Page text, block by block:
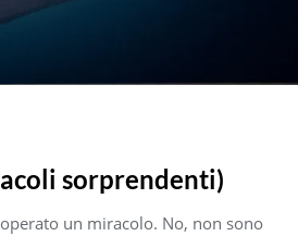
sorprendenti)
un miracolo. No, non sono